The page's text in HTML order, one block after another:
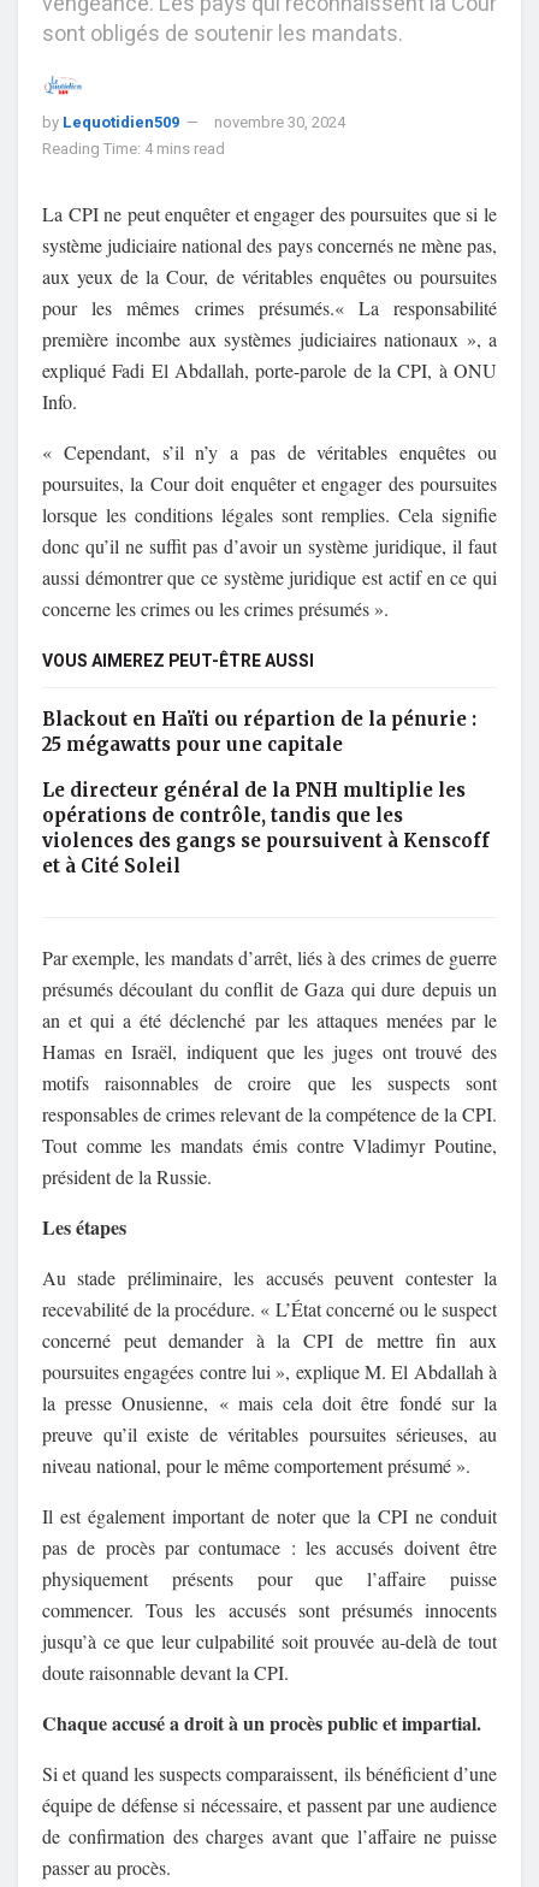
sont obligés de soutenir les mandats.
by Lequotidien509
novembre 30, 2024
Reading Time: 4 mins read
La CPI ne peut enquêter et engager des poursuites que si le
système judiciaire national des pays concernés ne mène pas,
aux yeux de la Cour, de véritables enquêtes ou poursuites
pour les mêmes crimes présumés.« La responsabilité
première incombe aux systèmes judiciaires nationaux », a
expliqué Fadi El Abdallah, porte-parole de la CPI, à ONU
Info.
« Cependant, s’il n’y a pas de véritables enquêtes ou
poursuites, la Cour doit enquêter et engager des poursuites
lorsque les conditions légales sont remplies. Cela signifie
donc qu’il ne suffit pas d’avoir un système juridique, il faut
aussi démontrer que ce système juridique est actif en ce qui
concerne les crimes ou les crimes présumés ».
VOUS AIMEREZ PEUT-ÊTRE AUSSI
Blackout en Haïti ou répartion de la pénurie :
25 mégawatts pour une capitale
Le directeur général de la PNH multiplie les
opérations de contrôle, tandis que les
violences des gangs se poursuivent à Kenscoff
et à Cité Soleil
Par exemple, les mandats d’arrêt, liés à des crimes de guerre
présumés découlant du conflit de Gaza qui dure depuis un
an et qui a été déclenché par les attaques menées par le
Hamas en Israël, indiquent que les juges ont trouvé des
motifs raisonnables de croire que les suspects sont
responsables de crimes relevant de la compétence de la CPI.
Tout comme les mandats émis contre Vladimyr Poutine,
président de la Russie.
Les étapes
Au stade préliminaire, les accusés peuvent contester la
recevabilité de la procédure. « L’État concerné ou le suspect
concerné peut demander à la CPI de mettre fin aux
poursuites engagées contre lui », explique M. El Abdallah à
la presse Onusienne, « mais cela doit être fondé sur la
preuve qu’il existe de véritables poursuites sérieuses, au
niveau national, pour le même comportement présumé ».
Il est également important de noter que la CPI ne conduit
pas de procès par contumace : les accusés doivent être
physiquement présents pour que l’affaire puisse
commencer. Tous les accusés sont présumés innocents
jusqu’à ce que leur culpabilité soit prouvée au-delà de tout
doute raisonnable devant la CPI.
Chaque accusé a droit à un procès public et impartial.
Si et quand les suspects comparaissent, ils bénéficient d’une
équipe de défense si nécessaire, et passent par une audience
de confirmation des charges avant que l’affaire ne puisse
passer au procès.